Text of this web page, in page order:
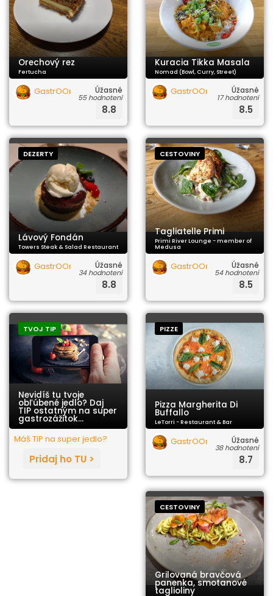
Orechový rez
Fertucha
GastrOOrgazmusÚžasné
55 hodnotení
8.8
Kuracia Tikka Masala
Nomad (Bowl, Curry, Street)
GastrOOrgazmusÚžasné
17 hodnotení
8.5
DEZERTY
Lávový Fondán
Towers Steak & Salad Restaurant
GastrOOrgazmusÚžasné
34 hodnotení
8.8
CESTOVINY
Tagliatelle Primi
Primi River Lounge - member of
Medusa
GastrOOrgazmusÚžasné
54 hodnotení
8.5
TVOJ TIP
Nevidíš tu tvoje
obľúbené jedlo? Daj
TIP ostatným na super
gastrozážitok...
Máš TIP na super jedlo?
Pridaj ho TU >
PIZZE
Pizza Margherita Di
Buffallo
LeTorri - Restaurant & Bar
GastrOOrgazmusÚžasné
38 hodnotení
8.7
CESTOVINY
Grilovaná bravčová
panenka, smotanové
taglioliny